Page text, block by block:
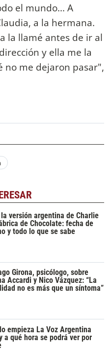
el mundo... A
a la hermana.
la llamé antes de ir al
y ella me la
no me dejaron pasar",
versión argentina de Charlie
de Chocolate: fecha de
y todo lo que se sabe
Girona, psicólogo, sobre
Accardi y Nico Vázquez: “La
no es más que un síntoma”
empieza La Voz Argentina
a qué hora se podrá ver por